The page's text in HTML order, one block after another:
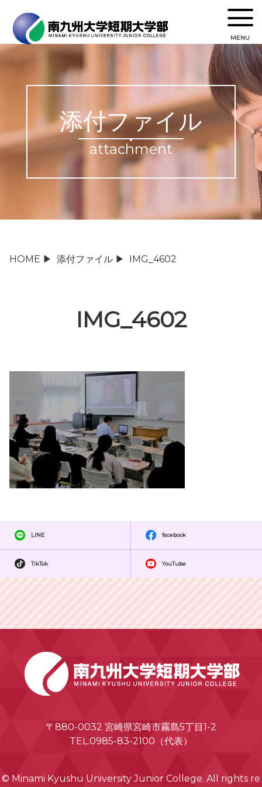
MENU
添付ファイル
attachment
HOME ▶ 添付ファイル ▶ IMG_4602
IMG_4602
LINE facebook
TikTok YouTube
〒880-0032 宮崎県宮崎市霧島5丁目1-2
TEL.0985-83-2100（代表）
© Minami Kyushu University Junior College. All rights re